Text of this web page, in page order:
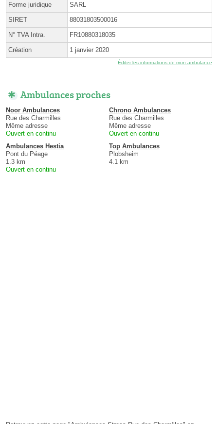
Forme juridique SARL
SIRET 88031803500016
N° TVA Intra. FR10880318035
Création 1 janvier 2020
Éditer les informations de mon ambulance
Ambulances proches
Noor Ambulances
Rue des Charmilles
Même adresse
Ouvert en continu
Chrono Ambulances
Rue des Charmilles
Même adresse
Ouvert en continu
Ambulances Hestia
Pont du Péage
1.3 km
Ouvert en continu
Top Ambulances
Plobsheim
4.1 km